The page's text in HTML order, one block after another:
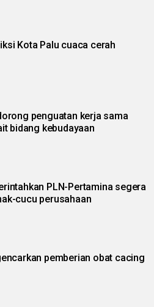
Kota Palu cuaca cerah
penguatan kerja sama
bidang kebudayaan
PLN-Pertamina segera
cucu perusahaan
pemberian obat cacing